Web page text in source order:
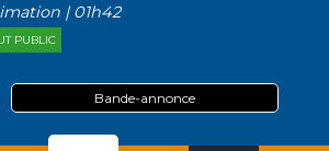
| 01h42
PUBLIC
Bande-annonce